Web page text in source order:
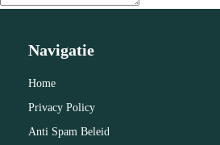
Navigatie
Home
Privacy Policy
Anti Spam Beleid